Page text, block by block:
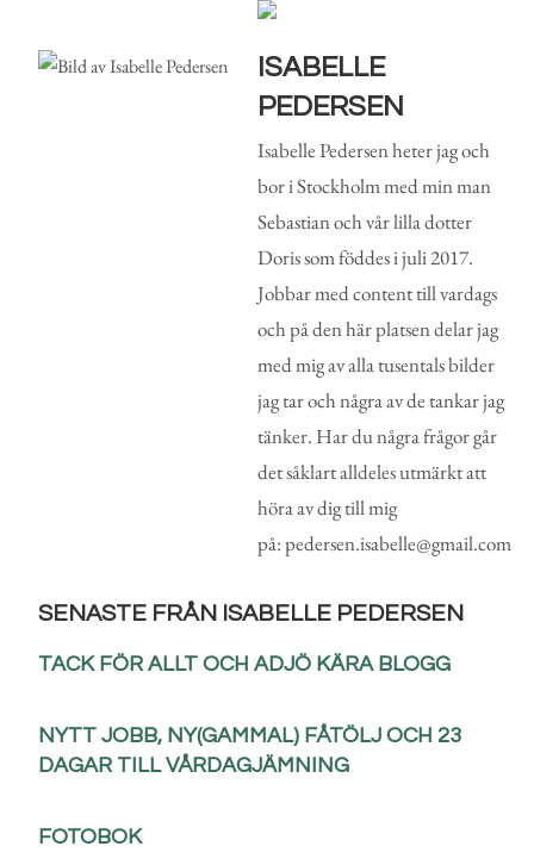
ISABELLE
PEDERSEN
Isabelle Pedersen heter jag och
bor i Stockholm med min man
Sebastian och vår lilla dotter
Doris som föddes i juli 2017.
Jobbar med content till vardags
och på den här platsen delar jag
med mig av alla tusentals bilder
jag tar och några av de tankar jag
tänker. Har du några frågor går
det såklart alldeles utmärkt att
höra av dig till mig
på: pedersen.isabelle@gmail.com
SENASTE FRÅN ISABELLE PEDERSEN
TACK FÖR ALLT OCH ADJÖ KÄRA BLOGG
NYTT JOBB, NY(GAMMAL) FÅTÖLJ OCH 23
DAGAR TILL VÅRDAGJÄMNING
FOTOBOK